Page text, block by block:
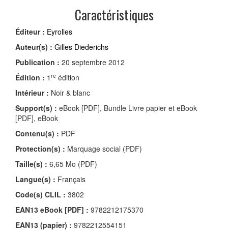
Caractéristiques
Éditeur : Eyrolles
Auteur(s) : Gilles Diederichs
Publication : 20 septembre 2012
Édition : 1 re édition
Intérieur : Noir & blanc
Support(s) : eBook [PDF], Bundle Livre papier et eBook
[PDF], eBook
Contenu(s) : PDF
Protection(s) : Marquage social (PDF)
Taille(s) : 6,65 Mo (PDF)
Langue(s) : Français
Code(s) CLIL : 3802
EAN13 eBook [PDF] : 9782212175370
EAN13 (papier) : 9782212554151